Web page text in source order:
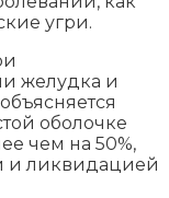
угри.
желудка и
оболочке
чем на 50%,
и ликвидацией